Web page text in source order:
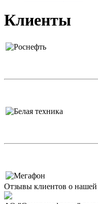
Клиенты
Отзывы клиентов о нашей